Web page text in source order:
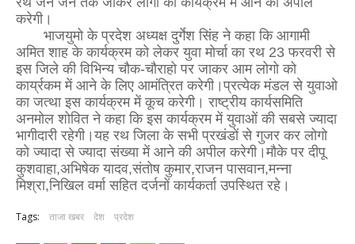
करेगी।
भाजयुमो के प्रदेश अध्यक्ष दुर्गेश सिंह ने कहा कि आगामी
अमित शाह के कार्यक्रम को लेकर युवा मोर्चा का रथ 23 फरवरी से
इस जिले की विभिन्य चौक-चौराहो पर जाकर आम लोगो को
कार्य्रकम में आने के लिए आमंत्रित करेगी।प्रत्येक मंडल से युवाओ
का जत्था इस कार्यक्रम में कूच करेगी। राष्ट्रीय कार्यसमिति
अनमोल शोवित ने कहा कि इस कार्यक्रम में युवाओं की सबसे ज्यादा
भागीदारी रहेगी।यह रथ जिला के सभी प्रखंडों से गुजर कर लोगो
को ज्यादा से ज्यादा संख्या में आने की अपील करेगी।मौके पर दीपू
कुशवाहा,अभिषेक यादव,संतोष कुमार,राजन पासवान,मन्ना
मिश्रा,निखिल वर्मा सहित दर्जनों कार्यकर्ता उपस्थित रहे।
Tags: ताजा खबर देश प्रदेश